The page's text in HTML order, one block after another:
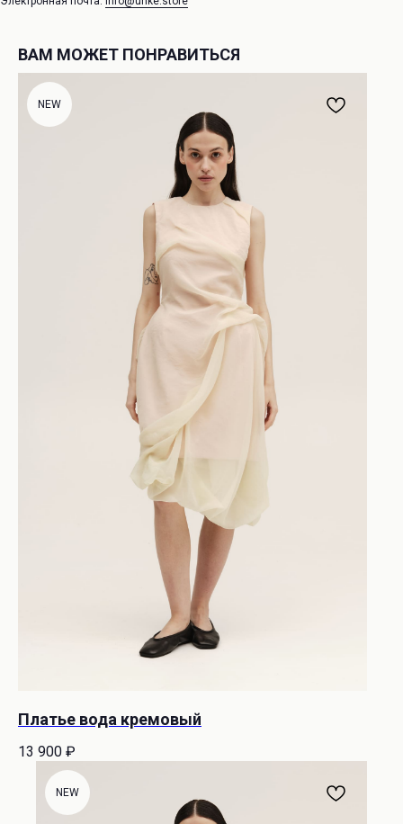
ВАМ МОЖЕТ ПОНРАВИТЬСЯ
NEW
Платье вода кремовый
13 900 ₽
NEW